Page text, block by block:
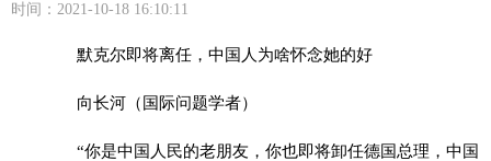
时间：2021-10-18 16:10:11
默克尔即将离任，中国人为啥怀念她的好
向长河（国际问题学者）
“你是中国人民的老朋友，你也即将卸任德国总理，中国